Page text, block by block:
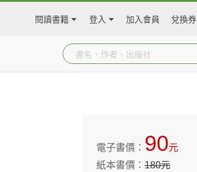
閱讀書籍 登入 加入會員 兌換券
電子書價： 90元
紙本書價：180元